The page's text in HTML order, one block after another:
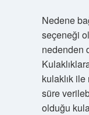
Nedene
seçeneği
nedenden
kulaklık
süre
olduğu